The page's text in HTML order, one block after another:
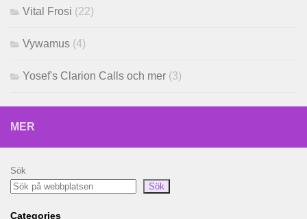
Vital Frosi (22)
Vywamus (4)
Yosef's Clarion Calls och mer (3)
MER
Sök
Sök
Categories